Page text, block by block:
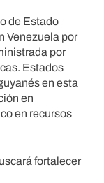
de Estado
Venezuela por
por
Estados
en esta
en
en recursos
fortalecer